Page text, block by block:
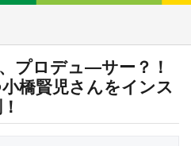
プロデュ―サー？！
橋賢児さんをインス